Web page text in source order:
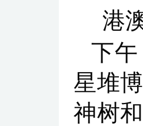
港
下
星堆
神树